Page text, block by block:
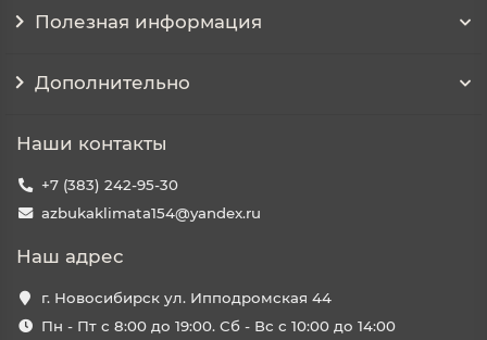
Полезная информация
Дополнительно
Наши контакты
+7 (383) 242-95-30
azbukaklimata154@yandex.ru
Наш адрес
г. Новосибирск ул. Ипподромская 44
Пн - Пт с 8:00 до 19:00. Сб - Вс с 10:00 до 14:00